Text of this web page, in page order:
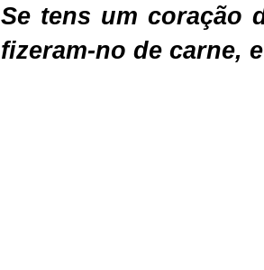
Se tens um coração
fizeram-no de carne,